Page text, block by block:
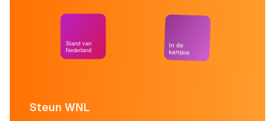
Steun WNL
Stand van
Nederland
In de
kantine